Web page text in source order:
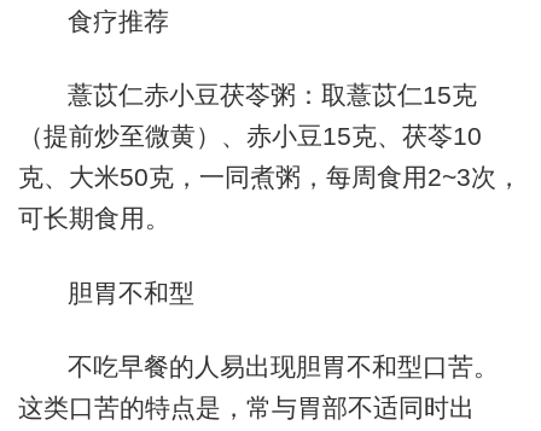
食疗推荐
薏苡仁赤小豆茯苓粥：取薏苡仁15克
（提前炒至微黄）、赤小豆15克、茯苓10
克、大米50克，一同煮粥，每周食用2~3次，
可长期食用。
胆胃不和型
不吃早餐的人易出现胆胃不和型口苦。
这类口苦的特点是，常与胃部不适同时出